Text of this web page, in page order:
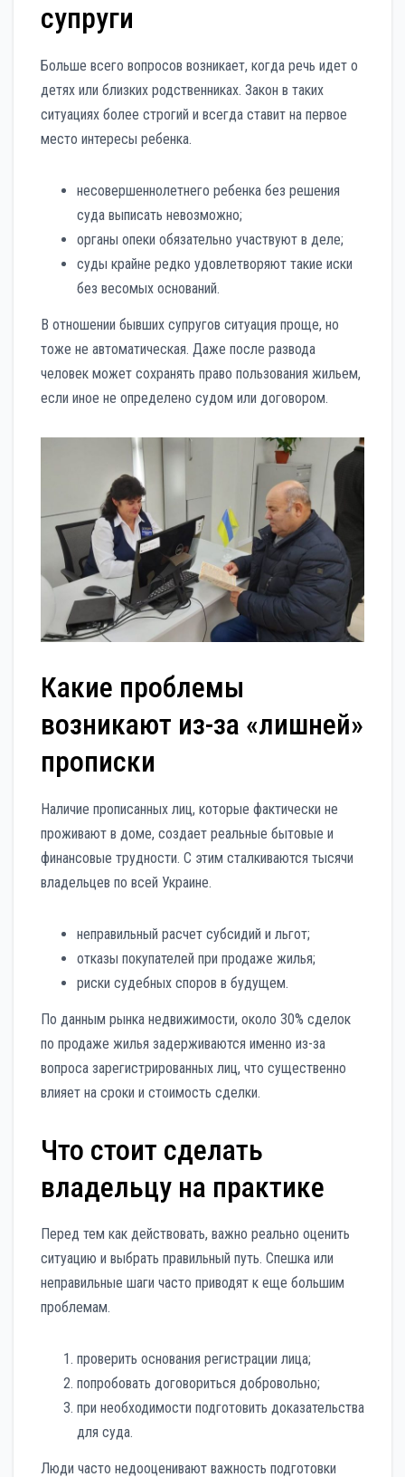
супруги
Больше всего вопросов возникает, когда речь идет о
детях или близких родственниках. Закон в таких
ситуациях более строгий и всегда ставит на первое
место интересы ребенка.
несовершеннолетнего ребенка без решения
суда выписать невозможно;
органы опеки обязательно участвуют в деле;
суды крайне редко удовлетворяют такие иски
без весомых оснований.
В отношении бывших супругов ситуация проще, но
тоже не автоматическая. Даже после развода
человек может сохранять право пользования жильем,
если иное не определено судом или договором.
Какие проблемы
возникают из-за «лишней»
прописки
Наличие прописанных лиц, которые фактически не
проживают в доме, создает реальные бытовые и
финансовые трудности. С этим сталкиваются тысячи
владельцев по всей Украине.
неправильный расчет субсидий и льгот;
отказы покупателей при продаже жилья;
риски судебных споров в будущем.
По данным рынка недвижимости, около 30% сделок
по продаже жилья задерживаются именно из-за
вопроса зарегистрированных лиц, что существенно
влияет на сроки и стоимость сделки.
Что стоит сделать
владельцу на практике
Перед тем как действовать, важно реально оценить
ситуацию и выбрать правильный путь. Спешка или
неправильные шаги часто приводят к еще большим
проблемам.
проверить основания регистрации лица;
попробовать договориться добровольно;
при необходимости подготовить доказательства
для суда.
Люди часто недооценивают важность подготовки